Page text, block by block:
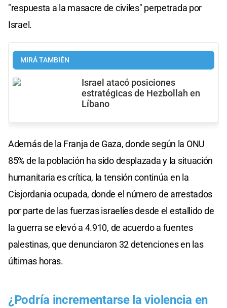
"respuesta a la masacre de civiles" perpetrada por
Israel.
MIRÁ TAMBIÉN
Israel atacó posiciones
estratégicas de Hezbollah en
Líbano
Además de la Franja de Gaza, donde según la ONU
85% de la población ha sido desplazada y la situación
humanitaria es crítica, la tensión continúa en la
Cisjordania ocupada, donde el número de arrestados
por parte de las fuerzas israelíes desde el estallido de
la guerra se elevó a 4.910, de acuerdo a fuentes
palestinas, que denunciaron 32 detenciones en las
últimas horas.
¿Podría incrementarse la violencia en